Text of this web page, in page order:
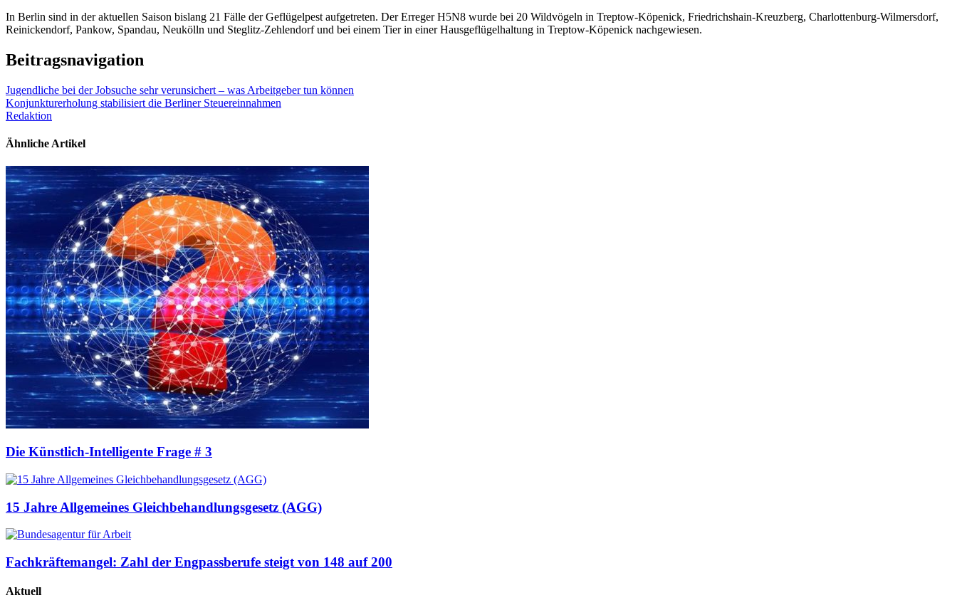
In Berlin sind in der aktuellen Saison bislang 21 Fälle der Geflügelpest aufgetreten. Der Erreger H5N8 wurde bei 20 Wildvögeln in Treptow-Köpenick, Friedrichshain-Kreuzberg, Charlottenburg-Wilmersdorf,
Reinickendorf, Pankow, Spandau, Neukölln und Steglitz-Zehlendorf und bei einem Tier in einer Hausgeflügelhaltung in Treptow-Köpenick nachgewiesen.
Beitragsnavigation
Jugendliche bei der Jobsuche sehr verunsichert – was Arbeitgeber tun können
Konjunkturerholung stabilisiert die Berliner Steuereinnahmen
Redaktion
Ähnliche Artikel
Die Künstlich-Intelligente Frage # 3
15 Jahre Allgemeines Gleichbehandlungsgesetz (AGG)
Fachkräftemangel: Zahl der Engpassberufe steigt von 148 auf 200
Aktuell